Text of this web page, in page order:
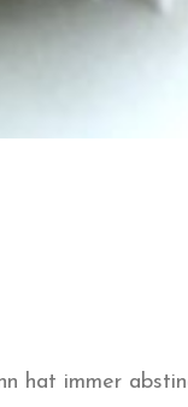
hat immer